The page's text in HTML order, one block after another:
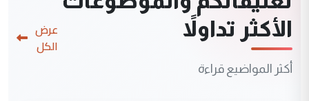
الأكثر تداولاً
أكثر المواضيع قراءة
عرض
الكل